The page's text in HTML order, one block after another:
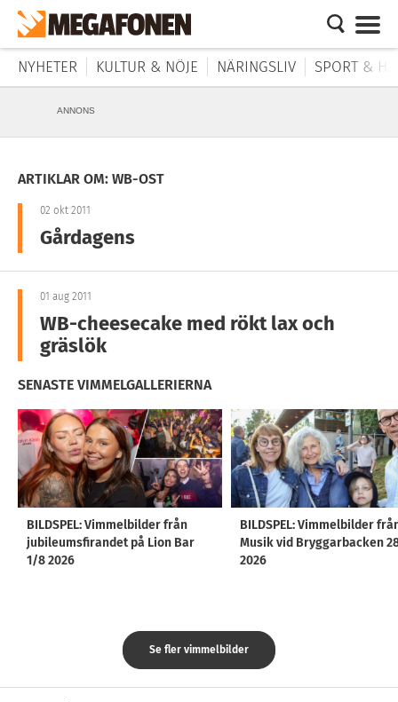
NYHETER KULTUR & NÖJE NÄRINGSLIV SPORT &
ANNONS
ARTIKLAR OM: WB-OST
02 okt 2011
Gårdagens
01 aug 2011
WB-cheesecake med rökt lax och
gräslök
SENASTE VIMMELGALLERIERNA
BILDSPEL: Vimmelbilder från
jubileumsfirandet på Lion Bar
1/8 2026
BILDSPEL: Vimmelbilder
Musik vid Bryggarbacken
2026
Se fler vimmelbilder